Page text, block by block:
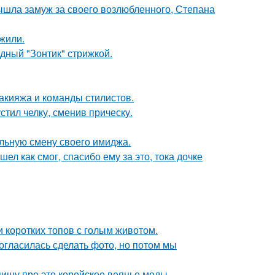
замуж за своего возлюбленного, Степана
"Зонтик" стрижкой.
и команды стилистов.
челку, сменив прическу.
смену своего имиджа.
как смог, спасибо ему за это, тока дочке
топов с голым животом.
сделать фото, но потом мы